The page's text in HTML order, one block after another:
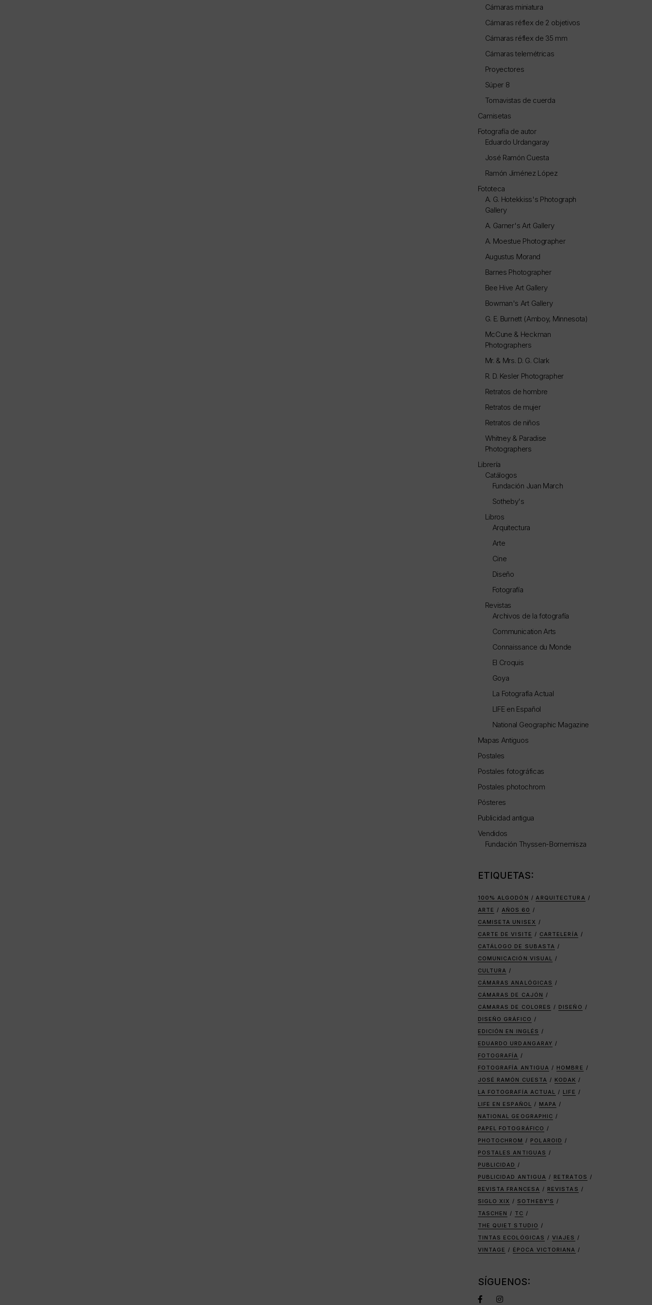
Cámaras miniatura
Cámaras réflex de 2 objetivos
Cámaras réflex de 35 mm
Cámaras telemétricas
Proyectores
Súper 8
Tomavistas de cuerda
Camisetas
Fotografía de autor
Eduardo Urdangaray
José Ramón Cuesta
Ramón Jiménez López
Fototeca
A. G. Hotekkiss's Photograph
Gallery
A. Garner's Art Gallery
A. Moestue Photographer
Augustus Morand
Barnes Photographer
Bee Hive Art Gallery
Bowman's Art Gallery
G. E. Burnett (Amboy, Minnesota)
McCune & Heckman
Photographers
Mr. & Mrs. D. G. Clark
R. D. Kesler Photographer
Retratos de hombre
Retratos de mujer
Retratos de niños
Whitney & Paradise
Photographers
Librería
Catálogos
Fundación Juan March
Sotheby's
Libros
Arquitectura
Arte
Cine
Diseño
Fotografía
Revistas
Archivos de la fotografía
Communication Arts
Connaissance du Monde
El Croquis
Goya
La Fotografía Actual
LIFE en Español
National Geographic Magazine
Mapas Antiguos
Postales
Postales fotográficas
Postales photochrom
Pósteres
Publicidad antigua
Vendidos
Fundación Thyssen-Bornemisza
ETIQUETAS:
100% ALGODÓN
ARQUITECTURA
ARTE
AÑOS 60
CAMISETA UNISEX
CARTE DE VISITE
CARTELERÍA
CATÁLOGO DE SUBASTA
COMUNICACIÓN VISUAL
CULTURA
CÁMARAS ANALÓGICAS
CÁMARAS DE CAJÓN
CÁMARAS DE COLORES
DISEÑO
DISEÑO GRÁFICO
EDICIÓN EN INGLÉS
EDUARDO URDANGARAY
FOTOGRAFÍA
FOTOGRAFÍA ANTIGUA
HOMBRE
JOSÉ RAMÓN CUESTA
KODAK
LA FOTOGRAFÍA ACTUAL
LIFE
LIFE EN ESPAÑOL
MAPA
NATIONAL GEOGRAPHIC
PAPEL FOTOGRÁFICO
PHOTOCHROM
POLAROID
POSTALES ANTIGUAS
PUBLICIDAD
PUBLICIDAD ANTIGUA
RETRATOS
REVISTA FRANCESA
REVISTAS
SIGLO XIX
SOTHEBY'S
TASCHEN
TC
THE QUIET STUDIO
TINTAS ECOLÓGICAS
VIAJES
VINTAGE
ÉPOCA VICTORIANA
SÍGUENOS: